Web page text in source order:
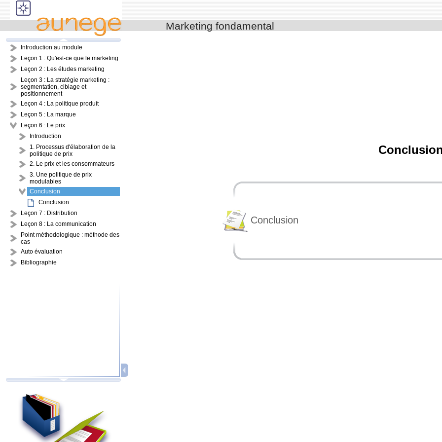
Marketing fondamental
Introduction au module
Leçon 1 : Qu'est-ce que le marketing
Leçon 2 : Les études marketing
Leçon 3 : La stratégie marketing :
segmentation, ciblage et
positionnement
Leçon 4 : La politique produit
Leçon 5 : La marque
Leçon 6 : Le prix
Introduction
1. Processus d'élaboration de la
politique de prix
2. Le prix et les consommateurs
3. Une politique de prix
modulables
Conclusion
Conclusion
Leçon 7 : Distribution
Leçon 8 : La communication
Point méthodologique : méthode des
cas
Auto évaluation
Bibliographie
Conclusion